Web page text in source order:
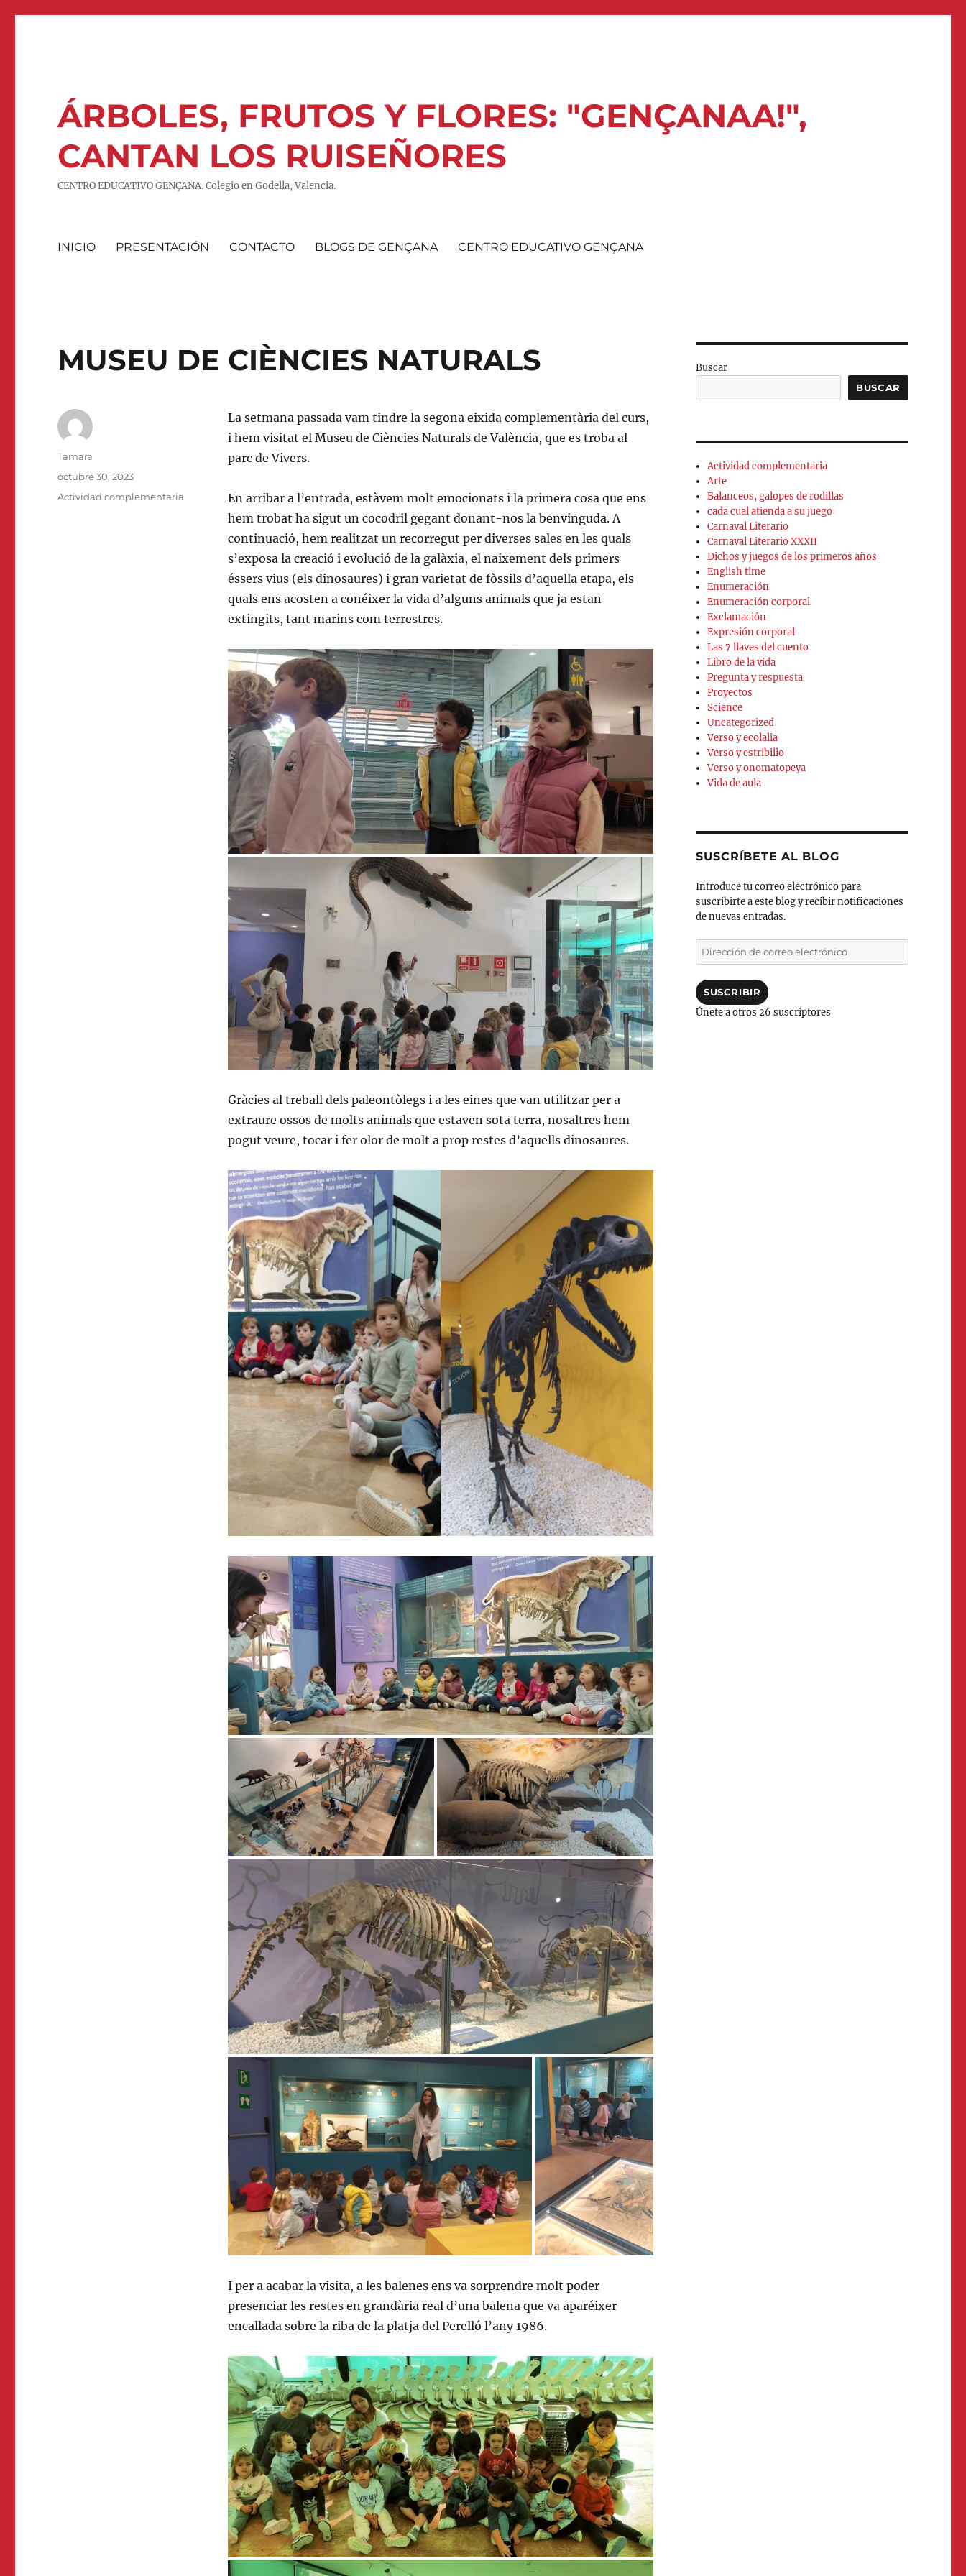
ÁRBOLES, FRUTOS Y FLORES: "GENÇANAA!",
CANTAN LOS RUISEÑORES
CENTRO EDUCATIVO GENÇANA. Colegio en Godella, Valencia.
INICIO PRESENTACIÓN CONTACTO BLOGS DE GENÇANA CENTRO EDUCATIVO GENÇANA
MUSEU DE CIÈNCIES NATURALS
La setmana passada vam tindre la segona eixida complementària del curs,
i hem visitat el Museu de Ciències Naturals de València, que es troba al
parc de Vivers.
En arribar a l’entrada, estàvem molt emocionats i la primera cosa que ens
hem trobat ha sigut un cocodril gegant donant-nos la benvinguda. A
continuació, hem realitzat un recorregut per diverses sales en les quals
s’exposa la creació i evolució de la galàxia, el naixement dels primers
éssers vius (els dinosaures) i gran varietat de fòssils d’aquella etapa, els
quals ens acosten a conéixer la vida d’alguns animals que ja estan
extingits, tant marins com terrestres.
Gràcies al treball dels paleontòlegs i a les eines que van utilitzar per a
extraure ossos de molts animals que estaven sota terra, nosaltres hem
pogut veure, tocar i fer olor de molt a prop restes d’aquells dinosaures.
I per a acabar la visita, a les balenes ens va sorprendre molt poder
presenciar les restes en grandària real d’una balena que va aparéixer
encallada sobre la riba de la platja del Perelló l’any 1986.
Autor
Tamara
Publicado
octubre 30, 2023
Categorías
Actividad complementaria
Buscar
BUSCAR
Actividad complementaria
Arte
Balanceos, galopes de rodillas
cada cual atienda a su juego
Carnaval Literario
Carnaval Literario XXXII
Dichos y juegos de los primeros años
English time
Enumeración
Enumeración corporal
Exclamación
Expresión corporal
Las 7 llaves del cuento
Libro de la vida
Pregunta y respuesta
Proyectos
Science
Uncategorized
Verso y ecolalia
Verso y estribillo
Verso y onomatopeya
Vida de aula
SUSCRÍBETE AL BLOG
Introduce tu correo electrónico para
suscribirte a este blog y recibir notificaciones
de nuevas entradas.
Dirección
de
electrónico
SUSCRIBIR
Únete a otros 26 suscriptores